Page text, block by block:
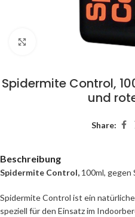
Click to enlarge
Spidermite Control,
und
Share:
Beschreibung
Spidermite Control, 100ml, gegen
Spidermite Control ist ein
speziell für den Einsatz im